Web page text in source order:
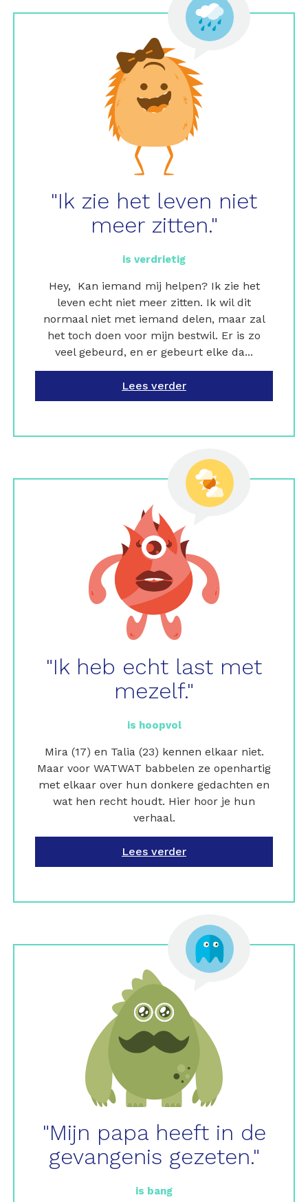
"Ik zie het leven niet
meer zitten."
is verdrietig
Hey, Kan iemand mij helpen? Ik zie het
leven echt niet meer zitten. Ik wil dit
normaal niet met iemand delen, maar zal
het toch doen voor mijn bestwil. Er is zo
veel gebeurd, en er gebeurt elke da...
Lees verder
"Ik heb echt last met
mezelf."
is hoopvol
Mira (17) en Talia (23) kennen elkaar niet.
Maar voor WATWAT babbelen ze openhartig
met elkaar over hun donkere gedachten en
wat hen recht houdt. Hier hoor je hun
verhaal.
Lees verder
"Mijn papa heeft in de
gevangenis gezeten."
is bang